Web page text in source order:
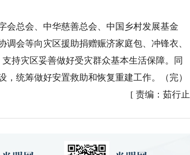
总会、中华慈善总会、中国乡村发展基金
会等向灾区援助捐赠赈济家庭包、冲锋衣、
持灾区妥善做好受灾群众基本生活保障。同
统筹做好安置救助和恢复重建工作。（完）
[ 责编：茹行止